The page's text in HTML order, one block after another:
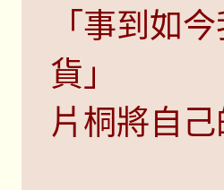
「事到如
貨」
片桐將自